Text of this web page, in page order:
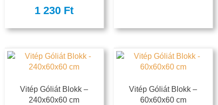
1 230 Ft
Vitép Góliát Blokk –
240x60x60 cm
Vitép Góliát Blokk –
60x60x60 cm